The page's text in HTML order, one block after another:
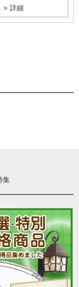
> 詳細
集